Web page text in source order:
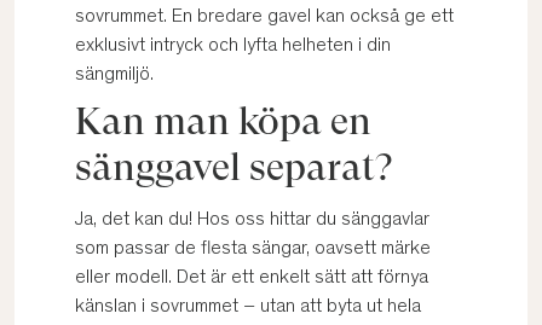
sovrummet. En bredare gavel kan också ge ett
exklusivt intryck och lyfta helheten i din
sängmiljö.
Kan man köpa en
sänggavel separat?
Ja, det kan du! Hos oss hittar du sänggavlar
som passar de flesta sängar, oavsett märke
eller modell. Det är ett enkelt sätt att förnya
känslan i sovrummet – utan att byta ut hela